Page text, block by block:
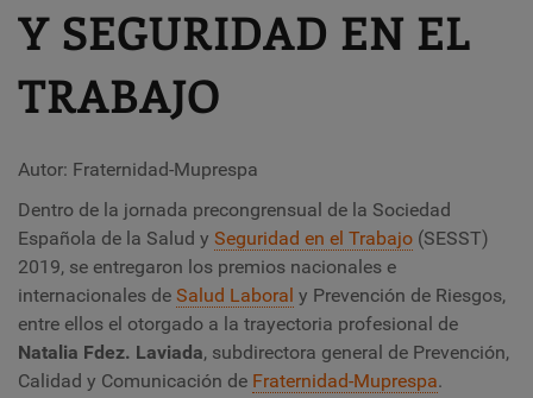
Y SEGURIDAD EN EL
TRABAJO
Autor: Fraternidad-Muprespa
Dentro de la jornada precongrensual de la Sociedad
Española de la Salud y Seguridad en el Trabajo (SESST)
2019, se entregaron los premios nacionales e
internacionales de Salud Laboral y Prevención de Riesgos,
entre ellos el otorgado a la trayectoria profesional de
Natalia Fdez. Laviada, subdirectora general de Prevención,
Calidad y Comunicación de Fraternidad-Muprespa.